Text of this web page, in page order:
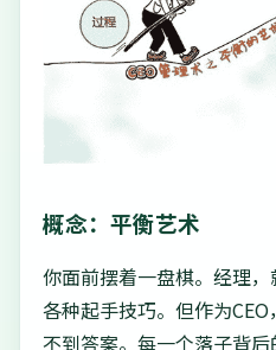
概念：平衡艺术
你面前摆着一盘棋。经理
各种起手技巧。但作为
不到答案。每一个落子背